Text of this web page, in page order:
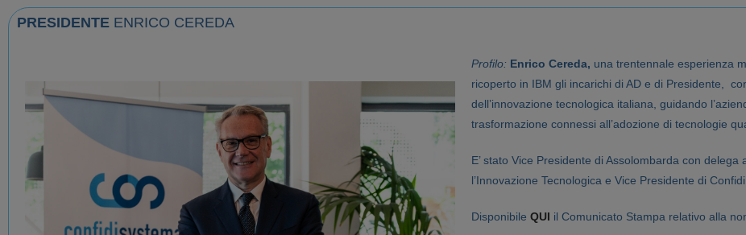
PRESIDENTE ENRICO CEREDA
Profilo: Enrico Cereda, una trentennale esperienza
ricoperto in IBM gli incarichi di AD e di Presidente,
dell’innovazione tecnologica italiana, guidando
trasformazione connessi all’adozione di tecnologie
E’ stato Vice Presidente di Assolombarda con
l’Innovazione Tecnologica e Vice Presidente di
Disponibile QUI il Comunicato Stampa relativo alla